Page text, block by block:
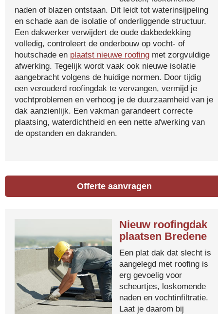
naden of blazen ontstaan. Dit leidt tot waterinsijpeling
en schade aan de isolatie of onderliggende structuur.
Een dakwerker verwijdert de oude dakbedekking
volledig, controleert de onderbouw op vocht- of
houtschade en plaatst nieuwe roofing met zorgvuldige
afwerking. Tegelijk wordt vaak ook nieuwe isolatie
aangebracht volgens de huidige normen. Door tijdig
een verouderd roofingdak te vervangen, vermijd je
vochtproblemen en verhoog je de duurzaamheid van je
dak aanzienlijk. Een vakman garandeert correcte
plaatsing, waterdichtheid en een nette afwerking van
de opstanden en dakranden.
Offerte aanvragen
Nieuw roofingdak
plaatsen Bredene
Een plat dak dat slecht is
aangelegd met roofing is
erg gevoelig voor
scheurtjes, loskomende
naden en vochtinfiltratie.
Laat je daarom bij